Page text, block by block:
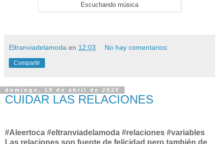
Escuchando música
Eltranviadelamoda en 12:03 No hay comentarios:
Compartir
domingo, 19 de abril de 2020
CUIDAR LAS RELACIONES
#Aleertoca #eltranviadelamoda #relaciones #variables